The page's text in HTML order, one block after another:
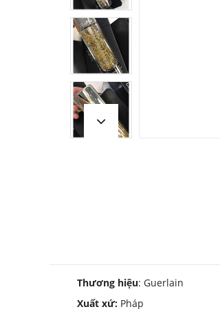
Thương hiệu: Guerlain
Xuất xứ: Pháp